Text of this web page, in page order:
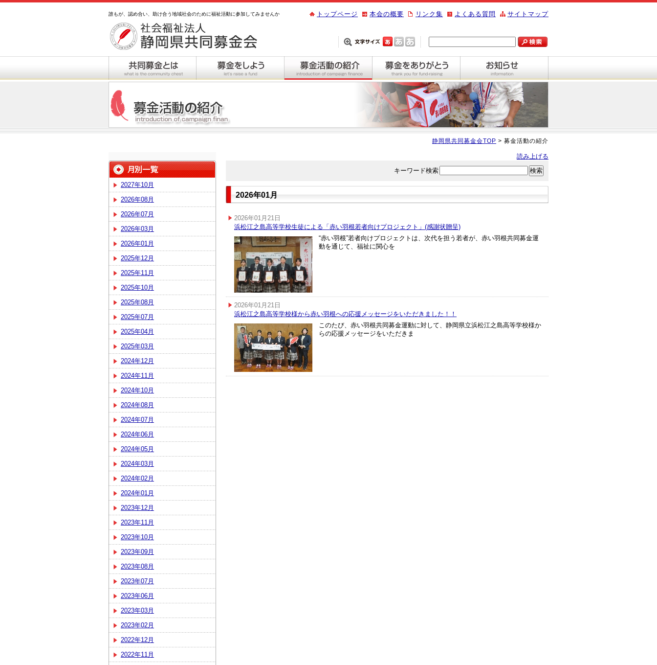
誰もが、認め合い、助け合う地域社会のために福祉活動に参加してみませんか サイトマップ
よくある質問
リンク集
本会の概要
トップページ
静岡県共同募金会TOP > 募金活動の紹介
読み上げる
2027年10月
2026年08月
2026年07月
2026年03月
2026年01月
2025年12月
2025年11月
2025年10月
2025年08月
2025年07月
2025年04月
2025年03月
2024年12月
2024年11月
2024年10月
2024年08月
2024年07月
2024年06月
2024年05月
2024年03月
2024年02月
2024年01月
2023年12月
2023年11月
2023年10月
2023年09月
2023年08月
2023年07月
2023年06月
2023年03月
2023年02月
2022年12月
2022年11月
キーワード検索
2026年01月
2026年01月21日
浜松江之島高等学校生徒による「赤い羽根若者向けプロジェクト」(感謝状贈呈)
“赤い羽根”若者向けプロジェクトは、次代を担う若者が、赤い羽根共同募金運
動を通じて、福祉に関心を
2026年01月21日
浜松江之島高等学校様から赤い羽根への応援メッセージをいただきました！！
このたび、赤い羽根共同募金運動に対して、静岡県立浜松江之島高等学校様か
らの応援メッセージをいただきま